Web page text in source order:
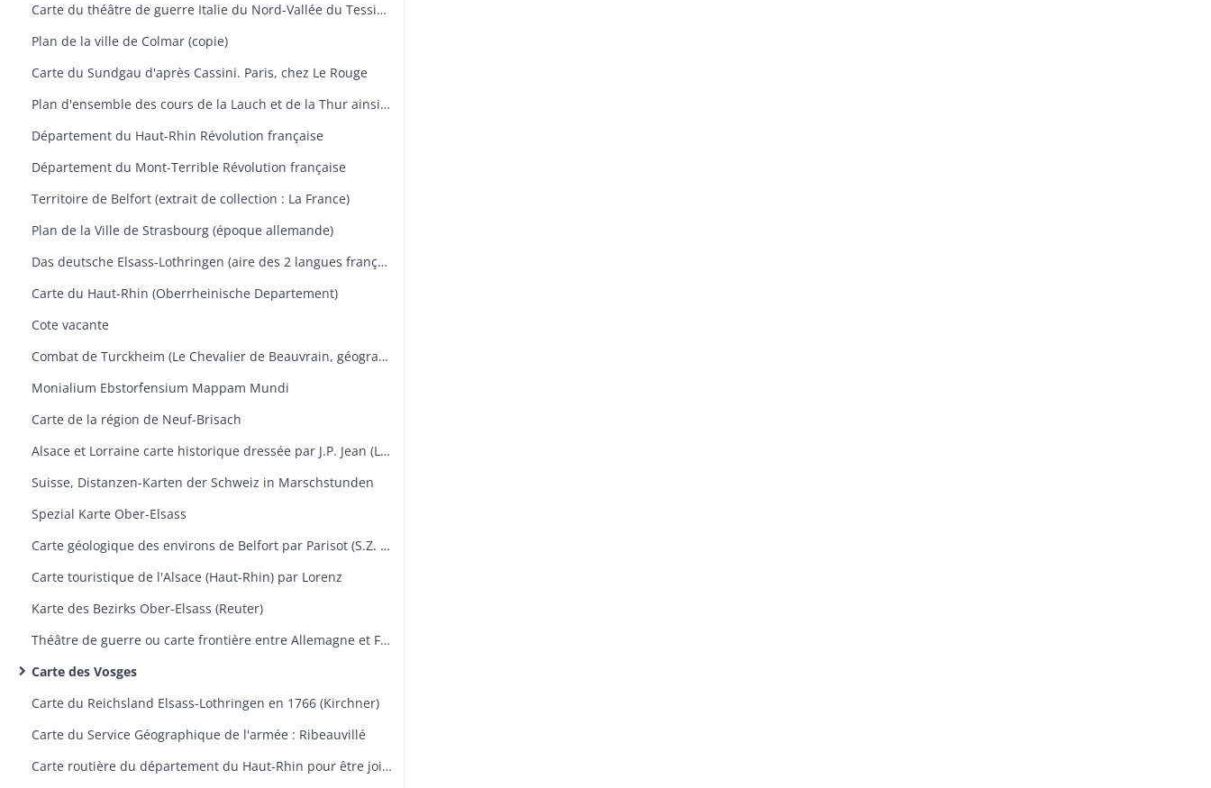
Carte du théâtre de guerre Italie du Nord-Vallée du Tessin 1859
Plan de la ville de Colmar (copie)
Carte du Sundgau d'après Cassini. Paris, chez Le Rouge
Plan d'ensemble des cours de la Lauch et de la Thur ainsi que leurs dérivations
Département du Haut-Rhin Révolution française
Département du Mont-Terrible Révolution française
Territoire de Belfort (extrait de collection : La France)
Plan de la Ville de Strasbourg (époque allemande)
Das deutsche Elsass-Lothringen (aire des 2 langues française et allemande et aire des noms de famille à consonnance allemande et française)
Carte du Haut-Rhin (Oberrheinische Departement)
Cote vacante
Combat de Turckheim (Le Chevalier de Beauvrain, géographie ordinaire du Roi)
Monialium Ebstorfensium Mappam Mundi
Carte de la région de Neuf-Brisach
Alsace et Lorraine carte historique dressée par J.P. Jean (Lieutenant)
Suisse, Distanzen-Karten der Schweiz in Marschstunden
Spezial Karte Ober-Elsass
Carte géologique des environs de Belfort par Parisot (S.Z. Montbéliard)
Carte touristique de l'Alsace (Haut-Rhin) par Lorenz
Karte des Bezirks Ober-Elsass (Reuter)
Théâtre de guerre ou carte frontière entre Allemagne et France (Vienne et Mayence)
Carte des Vosges
Carte du Reichsland Elsass-Lothringen en 1766 (Kirchner)
Carte du Service Géographique de l'armée : Ribeauvillé
Carte routière du département du Haut-Rhin pour être jointe au projet d'une route à ouvrir entre Saint-Maurice et Sewen